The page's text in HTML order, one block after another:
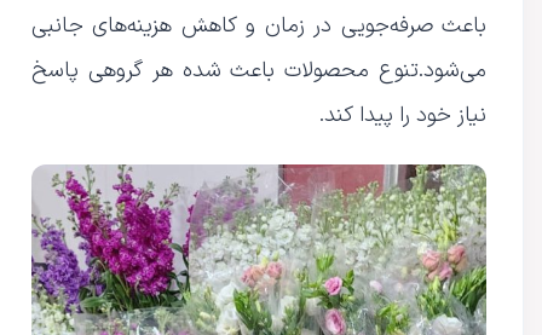
باعث صرفه‌جویی در زمان و کاهش هزینه‌های جانبی
می‌شود.تنوع محصولات باعث شده هر گروهی پاسخ
نیاز خود را پیدا کند.